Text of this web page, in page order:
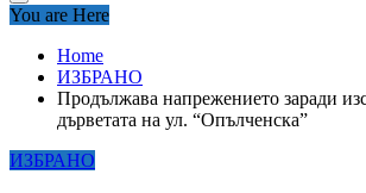
You are Here
Home
ИЗБРАНО
Продължава напрежението заради
дърветата на ул. “Опълченска”
ИЗБРАНО